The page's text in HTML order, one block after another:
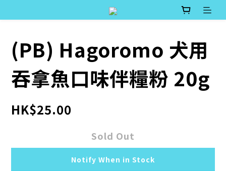
(PB) Hagoromo 犬用
吞拿魚口味伴糧粉 20g
HK$25.00
Sold Out
Notify When in Stock